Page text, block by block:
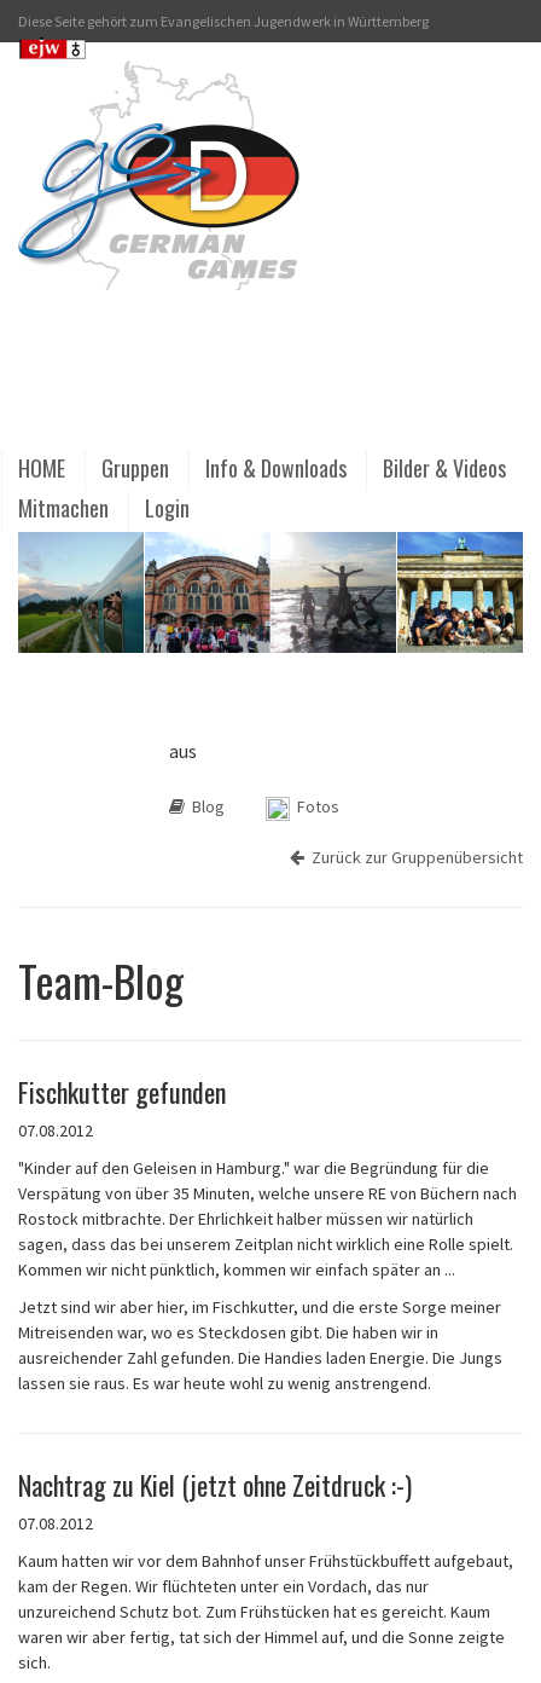
Diese Seite gehört zum Evangelischen Jugendwerk in Württemberg
HOME Gruppen Info & Downloads
Bilder & Videos
Mitmachen
Login
aus
Blog Fotos
Zurück zur Gruppenübersicht
Team-Blog
Fischkutter gefunden
07.08.2012
"Kinder auf den Geleisen in Hamburg." war die Begründung für die
Verspätung von über 35 Minuten, welche unsere RE von Büchern nach
Rostock mitbrachte. Der Ehrlichkeit halber müssen wir natürlich
sagen, dass das bei unserem Zeitplan nicht wirklich eine Rolle spielt.
Kommen wir nicht pünktlich, kommen wir einfach später an ...
Jetzt sind wir aber hier, im Fischkutter, und die erste Sorge meiner
Mitreisenden war, wo es Steckdosen gibt. Die haben wir in
ausreichender Zahl gefunden. Die Handies laden Energie. Die Jungs
lassen sie raus. Es war heute wohl zu wenig anstrengend.
Nachtrag zu Kiel (jetzt ohne Zeitdruck :-)
07.08.2012
Kaum hatten wir vor dem Bahnhof unser Frühstückbuffett aufgebaut,
kam der Regen. Wir flüchteten unter ein Vordach, das nur
unzureichend Schutz bot. Zum Frühstücken hat es gereicht. Kaum
waren wir aber fertig, tat sich der Himmel auf, und die Sonne zeigte
sich.